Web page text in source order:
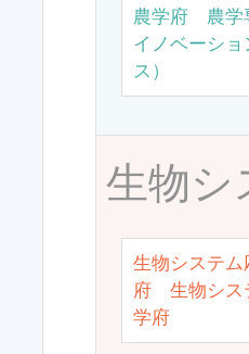
農学府 農学
イノベーショ
ス）
生物シ
生物システム
府 生物シス
学府